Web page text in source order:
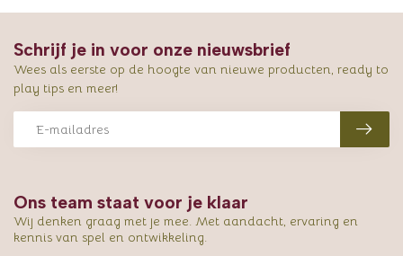
Ons team staat voor je klaar
Wij denken graag met je mee. Met aandacht, ervaring en
kennis van spel en ontwikkeling.
Schrijf je in voor onze nieuwsbrief
Wees als eerste op de hoogte van nieuwe producten, ready to
play tips en meer!